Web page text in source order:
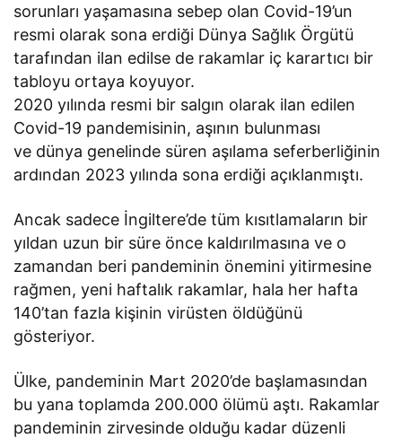
sorunları yaşamasına sebep olan Covid-19’un
resmi olarak sona erdiği Dünya Sağlık Örgütü
tarafından ilan edilse de rakamlar iç karartıcı bir
tabloyu ortaya koyuyor.
2020 yılında resmi bir salgın olarak ilan edilen
Covid-19 pandemisinin, aşının bulunması
ve dünya genelinde süren aşılama seferberliğinin
ardından 2023 yılında sona erdiği açıklanmıştı.
Ancak sadece İngiltere’de tüm kısıtlamaların bir
yıldan uzun bir süre önce kaldırılmasına ve o
zamandan beri pandeminin önemini yitirmesine
rağmen, yeni haftalık rakamlar, hala her hafta
140’tan fazla kişinin virüsten öldüğünü
gösteriyor.
Ülke, pandeminin Mart 2020’de başlamasından
bu yana toplamda 200.000 ölümü aştı. Rakamlar
pandeminin zirvesinde olduğu kadar düzenli